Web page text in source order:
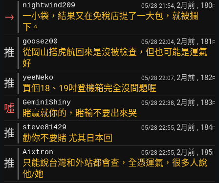
→
nightwind209 05/28 21:54, 2月前 , 180F
一小袋，結果又在免稅店提了一大包，就被攔
下。
推
goosez00 05/28 22:04, 2月前 , 181 F
從岡山搭虎航回來是沒被檢查，但也可能是運氣
好
推 yeeNeko 05/28 22:07, 2月前 , 182F
買個18、19吋登機箱完全沒問題喔
噓 GeminiShiny 05/28 22:38, 2月前 , 183F
賭贏就你的，賭輸不要出來哭
推 steve81429 05/28 22:55, 2月前 , 184F
勸你不要賭 尤其日本回
推
Aixtron 05/28 22:55, 2月前 , 185F
只能說台灣和外站都會查，全憑運氣，很多人說
他/她